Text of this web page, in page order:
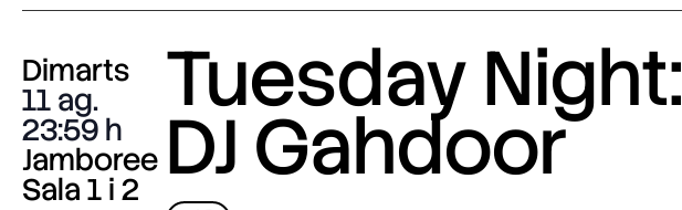
Dimarts
11 ag.
23:59
Jamboree
Sala 1 i 2
Tuesday Night:
DJ Gahdoor